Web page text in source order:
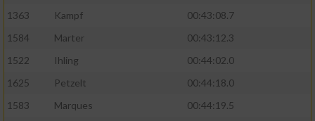
1363
Kampf
00:43:08.7
1584
Marter
00:43:12.3
1522
Ihling
00:44:02.0
1625
Petzelt
00:44:18.0
1583
Marques
00:44:19.5